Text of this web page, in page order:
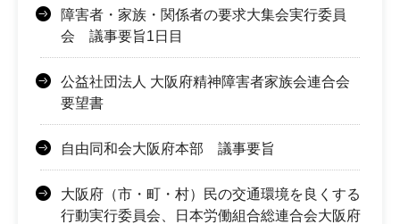
障害者・家族・関係者の要求大集会実行委員
会 議事要旨1日目
公益社団法人 大阪府精神障害者家族会連合会
要望書
自由同和会大阪府本部 議事要旨
大阪府（市・町・村）民の交通環境を良くする
行動実行委員会、日本労働組合総連合会大阪府